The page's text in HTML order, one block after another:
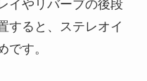
イやリバーブの後段
すると、ステレオイ
です。